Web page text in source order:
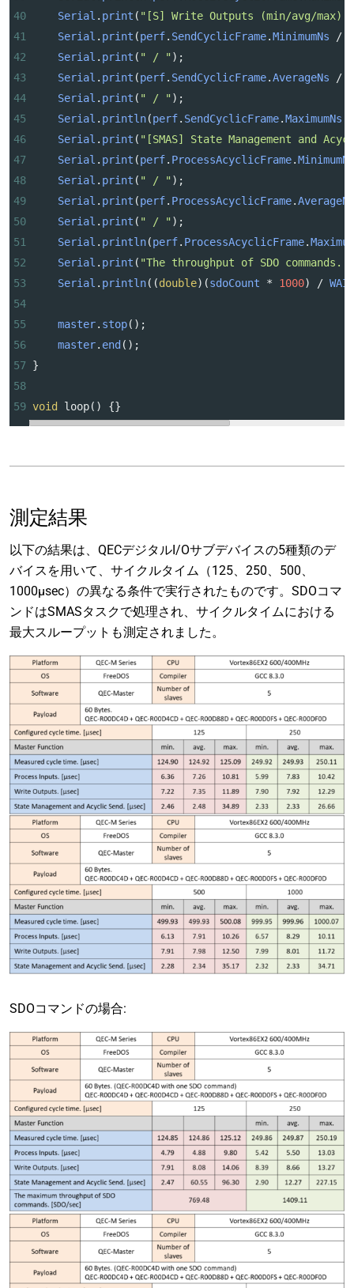
40
Serial . print ( "[S] Write Outputs (min/avg/max)
41
Serial . print (perf. SendCyclicFrame.MinimumNs /
42
Serial . print ( " / " );
43
Serial . print (perf. SendCyclicFrame.AverageNs /
44
Serial . print ( " / " );
45
Serial . println(perf. SendCyclicFrame.MaximumNs
46
Serial . print ( "[SMAS] State Management and
47
Serial . print (perf. ProcessAcyclicFrame.MinimumNs
48
Serial . print ( " / " );
49
Serial . print (perf. ProcessAcyclicFrame.AverageNs
50
Serial . print ( " / " );
51
Serial . println(perf. ProcessAcyclicFrame.
52
Serial . print ( "The throughput of SDO commands.
53
Serial . println((double)(sdoCount * 1000) /
54
55
master. stop();
56
master. end ();
57 }
58
59 void loop() {}
測定結果
以下の結果は、QECデジタルI/Oサブデバイスの5種類のデ
バイスを用いて、サイクルタイム（125、250、500、
1000µsec）の異なる条件で実行されたものです。SDOコマ
ンドはSMASタスクで処理され、サイクルタイムにおける
最大スループットも測定されました。
SDOコマンドの場合: